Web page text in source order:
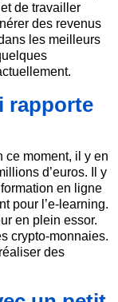
de travailler
des revenus
les meilleurs
rapporte
ce moment, il y en
d’euros. Il y
en ligne
pour l’e-learning.
en plein essor.
crypto-monnaies.
des